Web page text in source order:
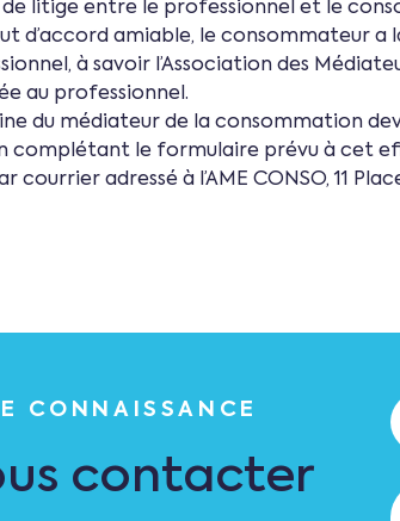
de litige entre le professionnel et le
d’accord amiable, le consommateur
à savoir l’Association des
au professionnel.
du médiateur de la consommation
complétant le formulaire prévu à cet
courrier adressé à l’AME CONSO, 11
CONNAISSANCE
contacter